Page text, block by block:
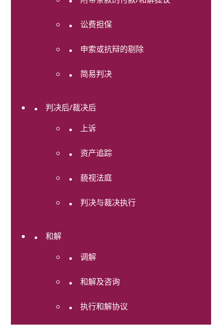
讼费担保
申索或抗辩的剔除
简易判决
判决后/裁决后
上诉
资产追踪
藐视法庭
判决与裁决执行
和解
调解
和解及咨询
执行和解协议
务
财
规
知
产
权
白
犯
辩
和
奖项及排